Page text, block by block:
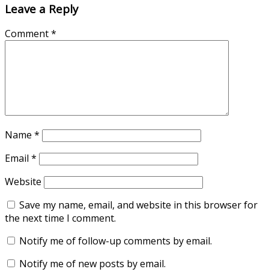
Leave a Reply
Comment*
Name *
Email *
Website
Save my name, email, and website in this browser for
the next time I comment.
Notify me of follow-up comments by email.
Notify me of new posts by email.